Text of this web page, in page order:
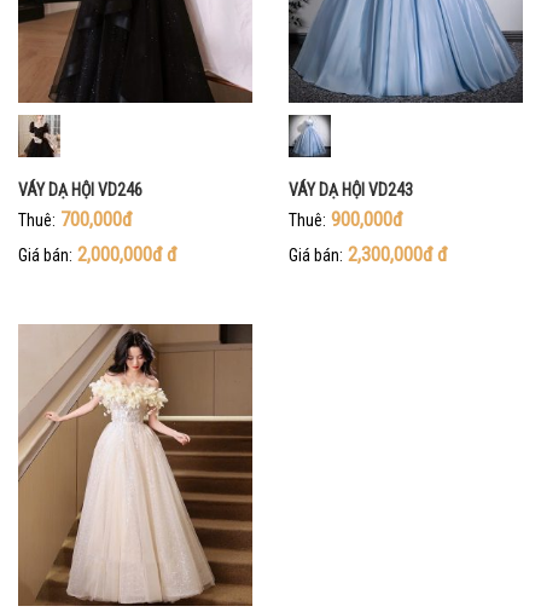
VÁY DẠ HỘI VD246
Thuê: 700,000đ
Giá bán: 2,000,000đđ
VÁY DẠ HỘI VD243
Thuê: 900,000đ
Giá bán: 2,300,000đđ